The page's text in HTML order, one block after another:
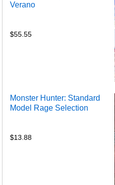
Verano
$55.55
Monster Hunter: Standard
Model Rage Selection
$13.88